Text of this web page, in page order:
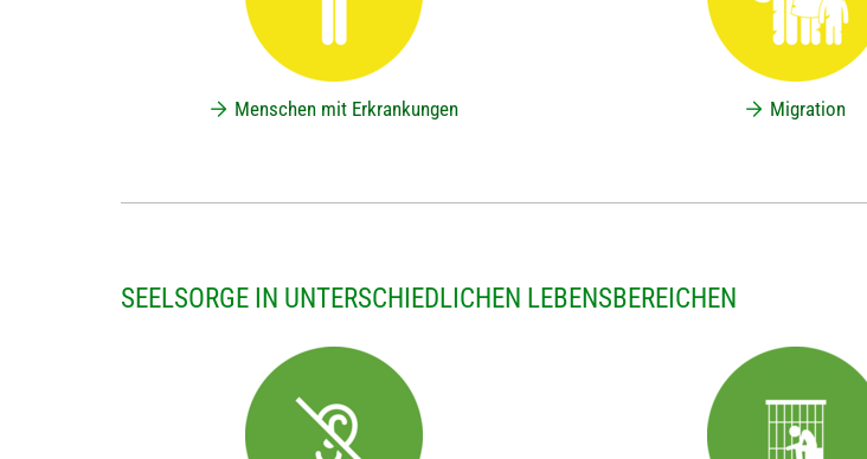
Menschen mit Erkrankungen Migration
SEELSORGE IN UNTERSCHIEDLICHEN LEBENSBEREICHEN